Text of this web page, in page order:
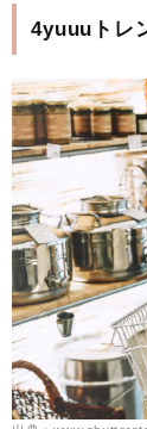
4yuuuトレ